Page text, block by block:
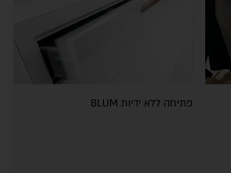
פתיחה ללא ידיות BLUM